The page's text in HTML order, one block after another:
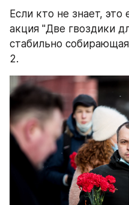
Если кто не знает,
акция "Две гвоздики
2.